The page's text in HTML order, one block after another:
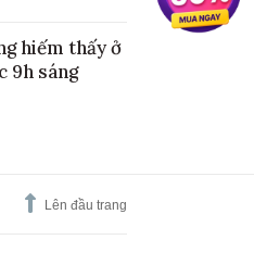
hiếm thấy ở
9h sáng
Lên đầu trang